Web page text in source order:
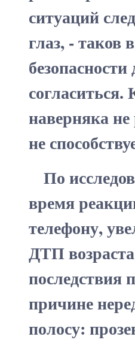
ситуаций
глаз, - таков
наверняка
не
По
время
телефону,
ДТП
последствия
причине
полосу: